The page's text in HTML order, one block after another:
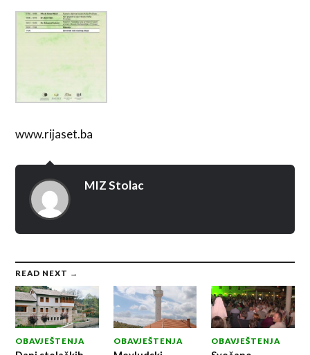
www.rijaset.ba
MIZ Stolac
READ NEXT →
OBAVJEŠTENJA OBAVJEŠTENJA OBAVJEŠTENJA